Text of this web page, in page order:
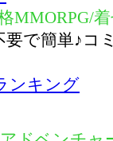
MMORPG/
要で簡単♪コ
ンキング